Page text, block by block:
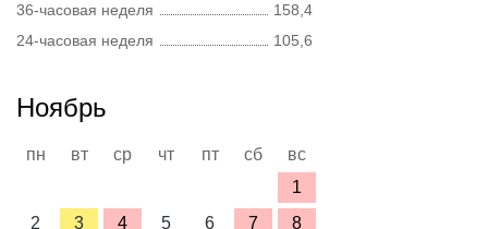
36-часовая неделя
158,4
24-часовая неделя
105,6
Ноябрь
пн вт ср чт пт сб
вс
1
2
3 4 5 6 7 8